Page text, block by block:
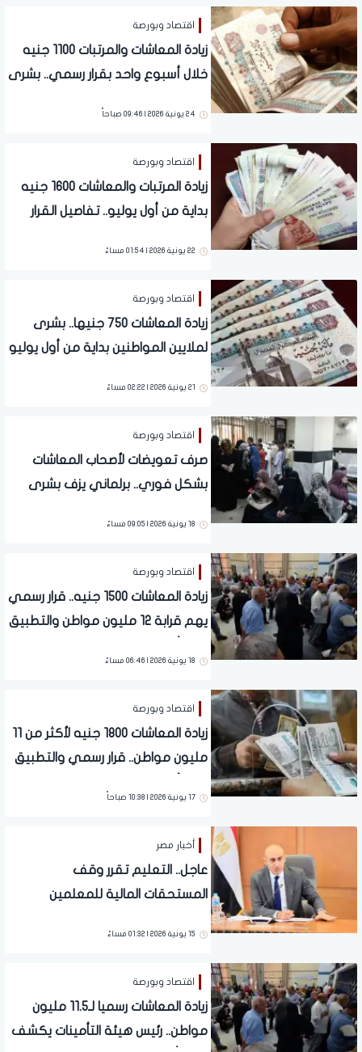
اقتصاد وبورصة
زيادة المعاشات والمرتبات 1100 جنيه
خلال أسبوع واحد بقرار رسمي.. بشرى
24 يونية 2026 | 09:46 صباحاً
اقتصاد وبورصة
زيادة المرتبات والمعاشات 1600 جنيه
بداية من أول يوليو.. تفاصيل القرار
22 يونية 2026 | 01:54 مساءً
اقتصاد وبورصة
زيادة المعاشات 750 جنيها.. بشرى
لملايين المواطنين بداية من أول يوليو
21 يونية 2026 | 02:22 مساءً
اقتصاد وبورصة
صرف تعويضات لأصحاب المعاشات
بشكل فوري.. برلماني يزف بشرى
18 يونية 2026 | 09:05 مساءً
اقتصاد وبورصة
زيادة المعاشات 1500 جنيه.. قرار رسمي
يهم قرابة 12 مليون مواطن والتطبيق
18 يونية 2026 | 06:46 مساءً
اقتصاد وبورصة
زيادة المعاشات 1800 جنيه لأكثر من 11
مليون مواطن.. قرار رسمي والتطبيق
17 يونية 2026 | 10:38 صباحاً
أخبار مصر
عاجل.. التعليم تقرر وقف
المستحقات المالية للمعلمين
15 يونية 2026 | 01:32 مساءً
اقتصاد وبورصة
زيادة المعاشات رسميا لـ11.5 مليون
مواطن.. رئيس هيئة التأمينات يكشف